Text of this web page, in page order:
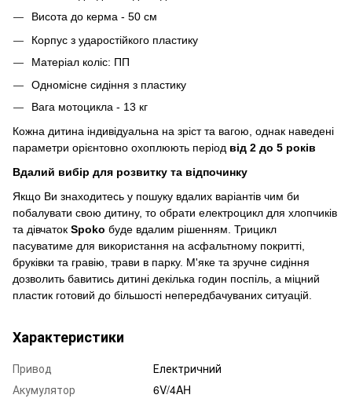
Висота до керма - 50 см
Корпус з ударостійкого пластику
Матеріал коліс: ПП
Одномісне сидіння з пластику
Вага мотоцикла - 13 кг
Кожна дитина індивідуальна на зріст та вагою, однак наведені
параметри орієнтовно охоплюють період від 2 до 5 років
Вдалий вибір для розвитку та відпочинку
Якщо Ви знаходитесь у пошуку вдалих варіантів чим би
побалувати свою дитину, то обрати електроцикл для хлопчиків
та дівчаток Spoko буде вдалим рішенням. Трицикл
пасуватиме для використання на асфальтному покритті,
бруківки та гравію, трави в парку. М'яке та зручне сидіння
дозволить бавитись дитині декілька годин поспіль, а міцний
пластик готовий до більшості непередбачуваних ситуацій.
Характеристики
Привод
Електричний
Акумулятор
6V/4AH